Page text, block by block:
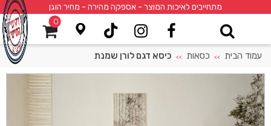
מתחייבים לאיכות המוצר - אספקה מהירה - מחיר הוגן
0
עמוד הבית >> כסאות >> כיסא דגם לורן שמנת